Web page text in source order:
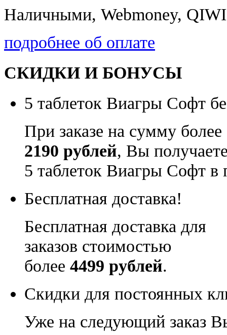
Наличными, Webmoney,
подробнее об оплате
СКИДКИ И БОНУСЫ
5 таблеток Виагры Софт
При заказе на сумму более
2190 рублей, Вы
5 таблеток Виагры Софт в
Бесплатная доставка!
Бесплатная доставка для
заказов стоимостью
более 4499 рублей.
Скидки для постоянных
Уже на следующий заказ